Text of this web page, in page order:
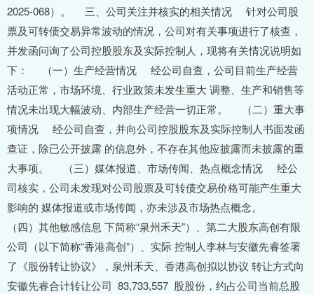
2025-068）。 三、公司关注并核实的相关情况 针对公司股
票及可转债交易异常波动的情况，公司对有关事项进行了核查，
并发函问询了公司控股股东及实际控制人，现将有关情况说明如
下： （一）生产经营情况 经公司自查，公司目前生产经营
活动正常，市场环境、行业政策未发生重大 调整、生产和销售等
情况未出现大幅波动、内部生产经营一切正常。 （二）重大事
项情况 经公司自查，并向公司控股股东及实际控制人书面发函
查证，除已公开披露 的信息外，不存在其他应披露而未披露的重
大事项。 （三）媒体报道、市场传闻、热点概念情况 经公
司核实，公司未发现对公司股票及可转债交易价格可能产生重大
影响的 媒体报道或市场传闻，亦未涉及市场热点概念。
（四）其他敏感信息 下简称“泉州禾天”）、第二大股东高创有限
公司（以下简称“香港高创”）、实际 控制人李林与安徽先睿签署
了《股份转让协议》，泉州禾天、香港高创拟以协议 转让方式向
安徽先睿合计转让公司 83,733,557 股股份，约占公司当前总股